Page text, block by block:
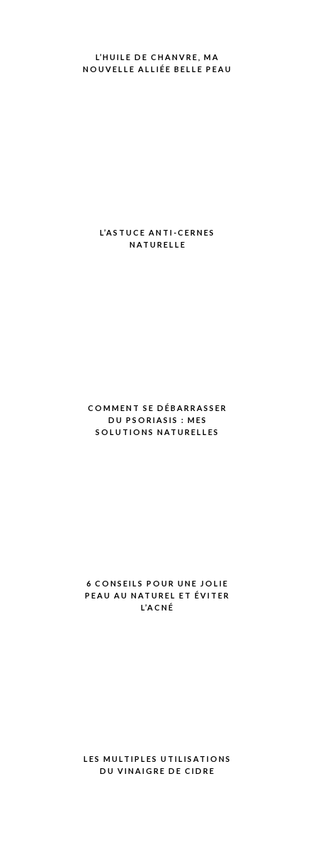
L’HUILE DE CHANVRE, MA
NOUVELLE ALLIÉE BELLE PEAU
L’ASTUCE ANTI-CERNES
NATURELLE
COMMENT SE DÉBARRASSER
DU PSORIASIS : MES
SOLUTIONS NATURELLES
6 CONSEILS POUR UNE JOLIE
PEAU AU NATUREL ET ÉVITER
L’ACNÉ
LES MULTIPLES UTILISATIONS
DU VINAIGRE DE CIDRE